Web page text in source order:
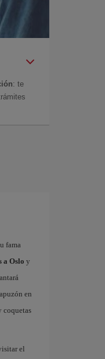
: te
fama
a Oslo y
en
coquetas
el